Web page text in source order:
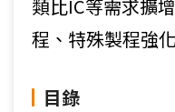
類比IC等需求擴
程、特殊製程強
目錄